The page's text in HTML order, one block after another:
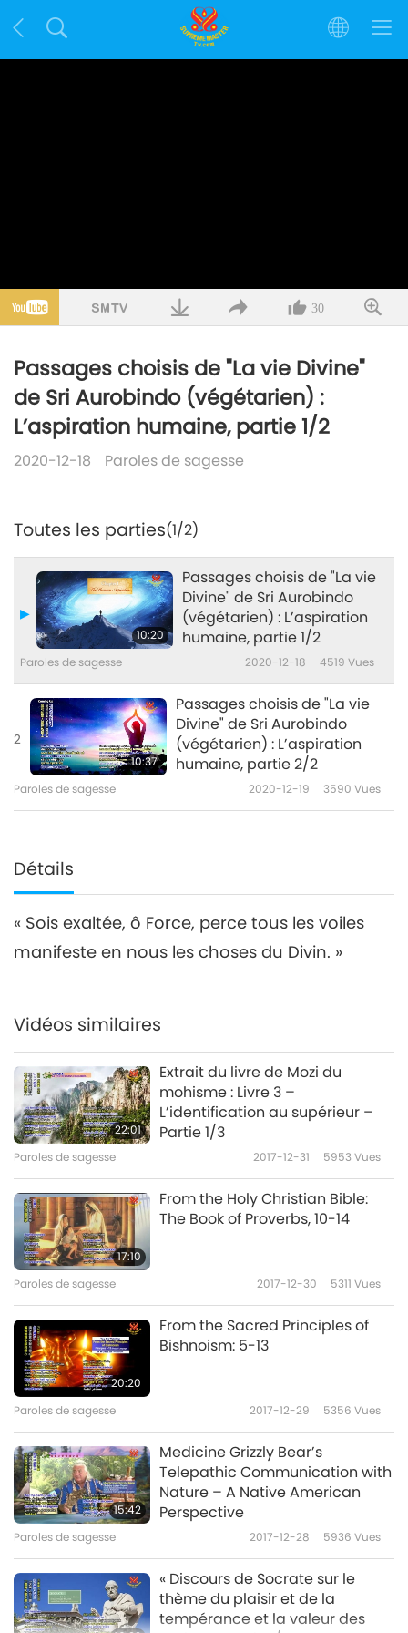
30
Passages choisis de "La vie Divine"
de Sri Aurobindo (végétarien) :
L’aspiration humaine, partie 1/2
2020-12-18 Paroles de sagesse
Toutes les parties(1/2)
10:20
Passages choisis de "La vie
Divine" de Sri Aurobindo
(végétarien) : L’aspiration
humaine, partie 1/2
Paroles de sagesse 2020-12-18 4519 Vues
2
10:37
Passages choisis de "La vie
Divine" de Sri Aurobindo
(végétarien) : L’aspiration
humaine, partie 2/2
Paroles de sagesse 2020-12-19 3590 Vues
Détails
« Sois exaltée, ô Force, perce tous les voiles
manifeste en nous les choses du Divin. »
Vidéos similaires
22:01
Extrait du livre de Mozi du
mohisme : Livre 3 –
L’identification au supérieur –
Partie 1/3
Paroles de sagesse 2017-12-31 5953Vues
17:10
From the Holy Christian Bible:
The Book of Proverbs, 10-14
Paroles de sagesse 2017-12-30 5311 Vues
20:20
From the Sacred Principles of
Bishnoism: 5-13
Paroles de sagesse 2017-12-29 5356 Vues
15:42
Medicine Grizzly Bear’s
Telepathic Communication with
Nature – A Native American
Perspective
Paroles de sagesse 2017-12-28 5936 Vues
« Discours de Socrate sur le
thème du plaisir et de la
tempérance et la valeur des